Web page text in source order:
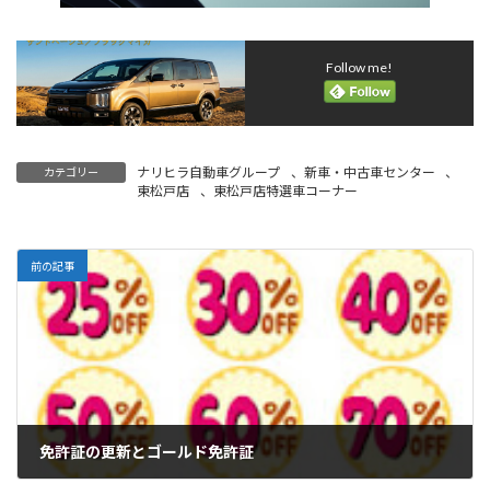
Follow me!
カテゴリー ナリヒラ自動車グループ 、 新車・中古車センター
、
東松戸店
、 東松戸店特選車コーナー
前の記事
免許証の更新とゴールド免許証